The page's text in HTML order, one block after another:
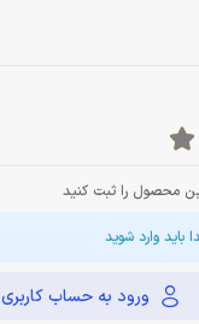
محصول را ثبت کنید
باید وارد شوید
ورود به حساب کاربری